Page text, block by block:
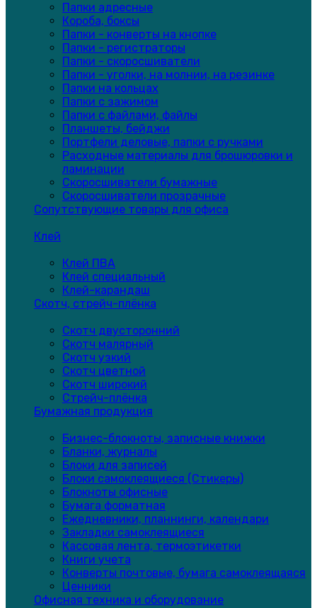
Папки адресные
Короба, боксы
Папки - конверты на кнопке
Папки - регистраторы
Папки - скоросшиватели
Папки - уголки, на молнии, на резинке
Папки на кольцах
Папки с зажимом
Папки с файлами, файлы
Планшеты, бейджи
Портфели деловые, папки с ручками
Расходные материалы для брошюровки и
ламинации
Скоросшиватели бумажные
Скоросшиватели прозрачные
Сопутствующие товары для офиса
Клей
Клей ПВА
Клей специальный
Клей-карандаш
Скотч, стрейч-плёнка
Скотч двусторонний
Скотч малярный
Скотч узкий
Скотч цветной
Скотч широкий
Стрейч-плёнка
Бумажная продукция
Бизнес-блокноты, записные книжки
Бланки, журналы
Блоки для записей
Блоки самоклеящиеся (Стикеры)
Блокноты офисные
Бумага форматная
Ежедневники, планнинги, календари
Закладки самоклеящиеся
Кассовая лента, термоэтикетки
Книги учета
Конверты почтовые, бумага самоклеящаяся
Ценники
Офисная техника и оборудование